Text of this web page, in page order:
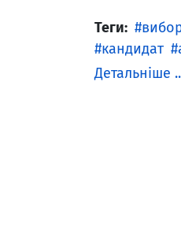
Теги:
кандидат
Детальніше